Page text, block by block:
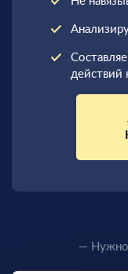
действий
— Нужно